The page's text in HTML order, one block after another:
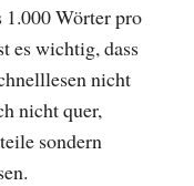
Wörter pro
es wichtig, dass
nicht
nicht quer,
sondern